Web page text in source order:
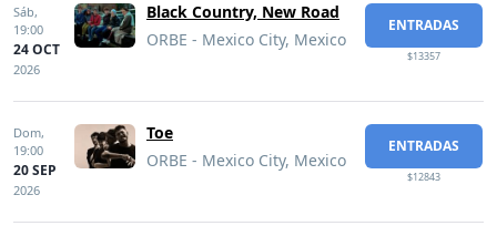
Sáb,
19:00
24 OCT
2026
Black Country, New Road
ORBE - Mexico City, Mexico
ENTRADAS
$13357
Dom,
19:00
20 SEP
2026
Toe
ORBE - Mexico City, Mexico
ENTRADAS
$12843